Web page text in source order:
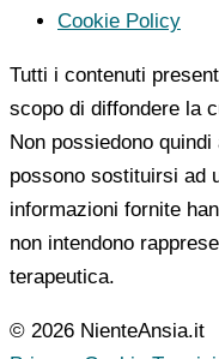
Cookie Policy
Tutti i contenuti
scopo di diffondere la
Non possiedono
possono sostituirsi ad
informazioni fornite
non intendono
terapeutica.
© 2026 NienteAnsia.it